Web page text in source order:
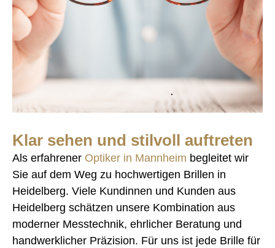
Klar sehen und stilvoll auftreten
Als erfahrener Optiker in Mannheim begleitet wir
Sie auf dem Weg zu hochwertigen Brillen in
Heidelberg. Viele Kundinnen und Kunden aus
Heidelberg schätzen unsere Kombination aus
moderner Messtechnik, ehrlicher Beratung und
handwerklicher Präzision. Für uns ist jede Brille für